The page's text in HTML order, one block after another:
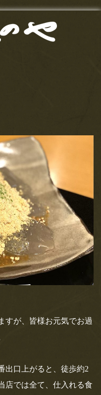
すが、皆様お元気でお過
出口上がると、徒歩約2
店では全て、仕入れる食
ダー（web）様にま
マルシェ】さんにて
だきました！
紹介いただきました！有り難う
ェ様ご紹介文…
HOUSE さんより
&Premium 』特別編
やをご紹介いただき
発行の『孤独のス
ーツ』 発売予定日：2020年4月
む時間〜…